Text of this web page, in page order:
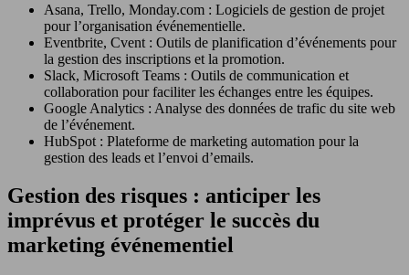
Asana, Trello, Monday.com : Logiciels de gestion de projet
pour l’organisation événementielle.
Eventbrite, Cvent : Outils de planification d’événements pour
la gestion des inscriptions et la promotion.
Slack, Microsoft Teams : Outils de communication et
collaboration pour faciliter les échanges entre les équipes.
Google Analytics : Analyse des données de trafic du site web
de l’événement.
HubSpot : Plateforme de marketing automation pour la
gestion des leads et l’envoi d’emails.
Gestion des risques : anticiper les
imprévus et protéger le succès du
marketing événementiel